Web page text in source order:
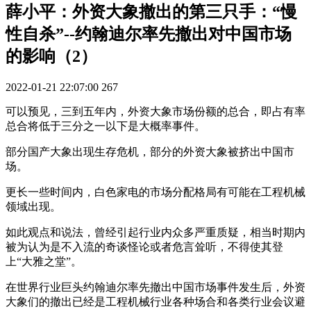
薛小平：外资大象撤出的第三只手：“慢
性自杀”--约翰迪尔率先撤出对中国市场
的影响（2）
2022-01-21 22:07:00 267
可以预见，三到五年内，外资大象市场份额的总合，即占有率
总合将低于三分之一以下是大概率事件。
部分国产大象出现生存危机，部分的外资大象被挤出中国市
场。
更长一些时间内，白色家电的市场分配格局有可能在工程机械
领域出现。
如此观点和说法，曾经引起行业内众多严重质疑，相当时期内
被为认为是不入流的奇谈怪论或者危言耸听，不得使其登
上“大雅之堂”。
在世界行业巨头约翰迪尔率先撤出中国市场事件发生后，外资
大象们的撤出已经是工程机械行业各种场合和各类行业会议避